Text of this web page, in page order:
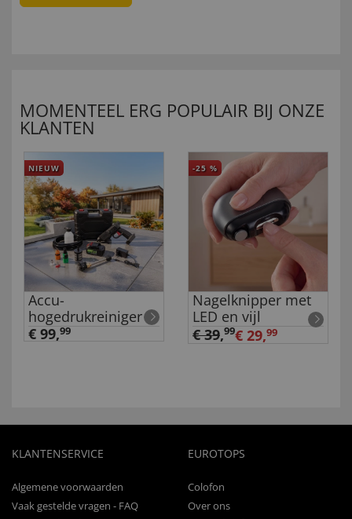
MOMENTEEL ERG POPULAIR BIJ ONZE
KLANTEN
NIEUW
Accu-
hogedrukreiniger
€ 99,99
-25 %
Nagelknipper met
LED en vijl
€ 39,99€ 29,99
KLANTENSERVICE
Algemene voorwaarden
Vaak gestelde vragen - FAQ
EUROTOPS
Colofon
Over ons